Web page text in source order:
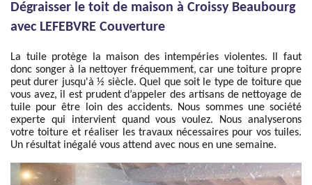
Dégraisser le toit de maison à Croissy Beaubourg
avec LEFEBVRE Couverture
La tuile protège la maison des intempéries violentes. Il faut
donc songer à la nettoyer fréquemment, car une toiture propre
peut durer jusqu'à ½ siècle. Quel que soit le type de toiture que
vous avez, il est prudent d’appeler des artisans de nettoyage de
tuile pour être loin des accidents. Nous sommes une société
experte qui intervient quand vous voulez. Nous analyserons
votre toiture et réaliser les travaux nécessaires pour vos tuiles.
Un résultat inégalé vous attend avec nous en une semaine.